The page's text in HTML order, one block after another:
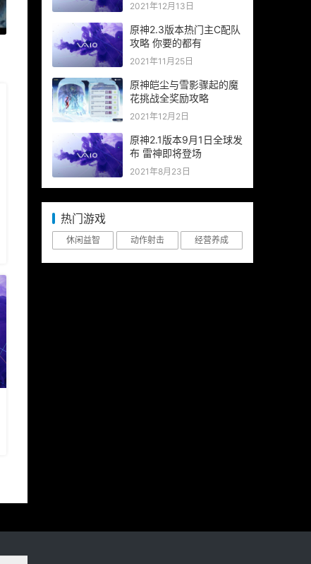
2021年12月13日
原神2.3版本热门主C配队
攻略 你要的都有
2021年11月25日
原神皑尘与雪影骤起的魔
花挑战全奖励攻略
2021年12月2日
原神2.1版本9月1日全球发
布 雷神即将登场
2021年8月23日
热门游戏
休闲益智 动作射击 经营养成